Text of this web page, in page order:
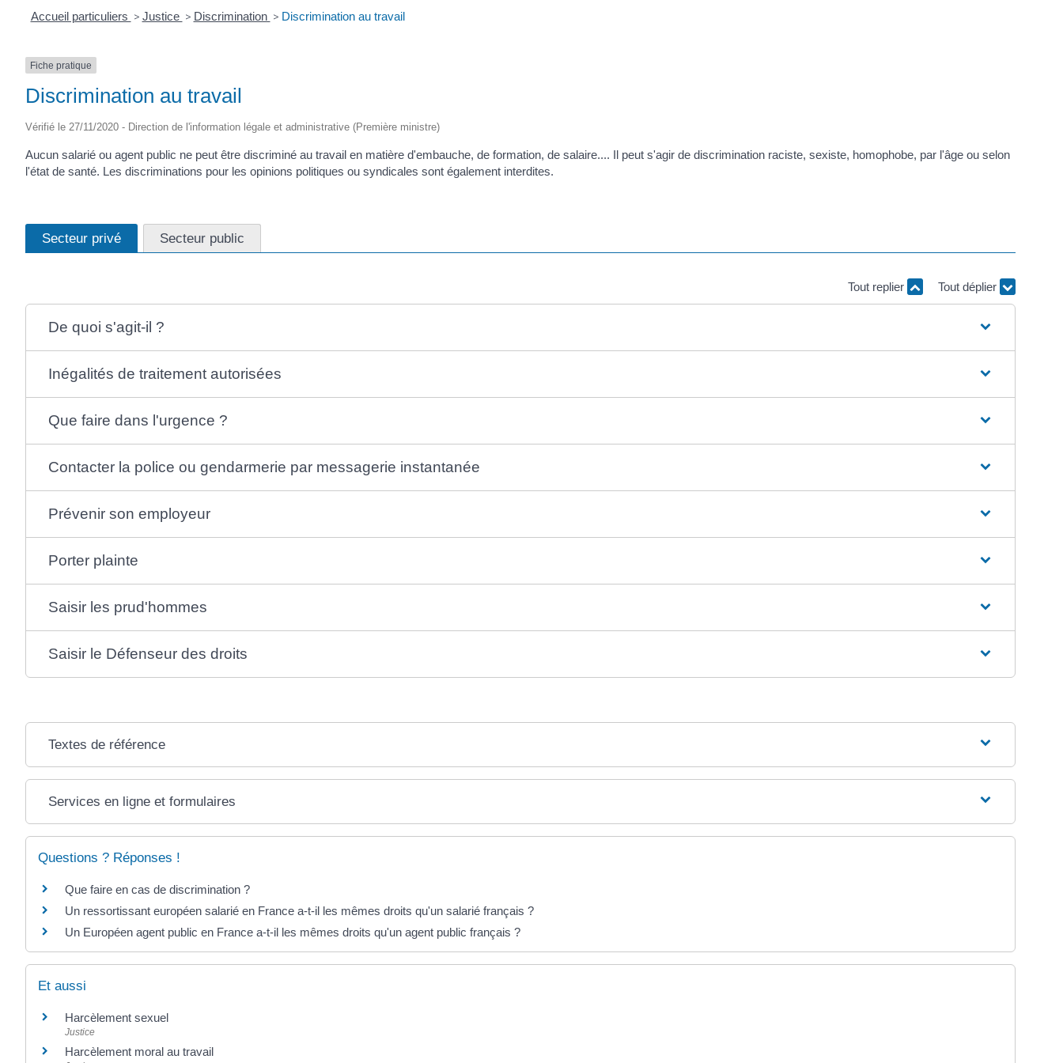
Accueil particuliers > Justice > Discrimination > Discrimination au travail
Fiche pratique
Discrimination au travail
Vérifié le 27/11/2020 - Direction de l'information légale et administrative (Première ministre)
Aucun salarié ou agent public ne peut être discriminé au travail en matière d'embauche, de formation, de salaire.... Il peut s'agir de discrimination raciste, sexiste, homophobe, par l'âge ou selon
l'état de santé. Les discriminations pour les opinions politiques ou syndicales sont également interdites.
Secteur privé Secteur public
Tout replier Tout déplier
De quoi s'agit-il ?
Inégalités de traitement autorisées
Que faire dans l'urgence ?
Contacter la police ou gendarmerie par messagerie instantanée
Prévenir son employeur
Porter plainte
Saisir les prud'hommes
Saisir le Défenseur des droits
Textes de référence
Services en ligne et formulaires
Questions ? Réponses !
Que faire en cas de discrimination ?
Un ressortissant européen salarié en France a-t-il les mêmes droits qu'un salarié français ?
Un Européen agent public en France a-t-il les mêmes droits qu'un agent public français ?
Et aussi
Harcèlement sexuel
Justice
Harcèlement moral au travail